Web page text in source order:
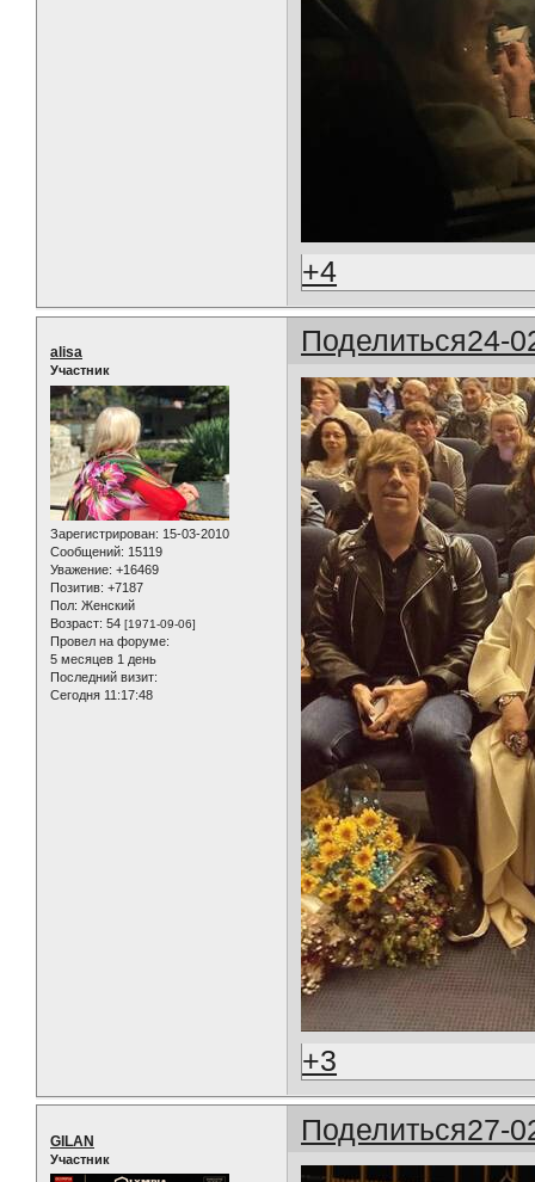
+4
Поделиться24-
alisa
Участник
Зарегистрирован: 15-03-2010
Сообщений: 15119
Уважение: +16469
Позитив: +7187
Пол: Женский
Возраст: 54 [1971-09-06]
Провел на форуме:
5 месяцев 1 день
Последний визит:
Сегодня 11:17:48
+3
Поделиться27-
GILAN
Участник